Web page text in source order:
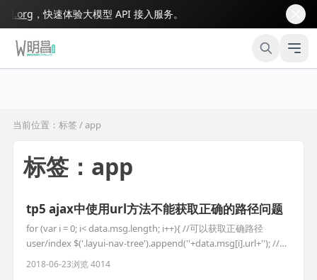
，快速体验大模型 API 接入服务。
当前位置：标签 / app
标签：app
tp5 ajax中使用url方法不能获取正确的路径问题
for (var i = 0; i< data.msg.length; i++){ //可以获取正确路径
user/index $('.layui-nav-tree').append(''+data.msg[i].url+''); //获
取的路径是index/user/index,,多出了个index $('.layui-nav-
tree').append(
2018-06-23浏览 4014